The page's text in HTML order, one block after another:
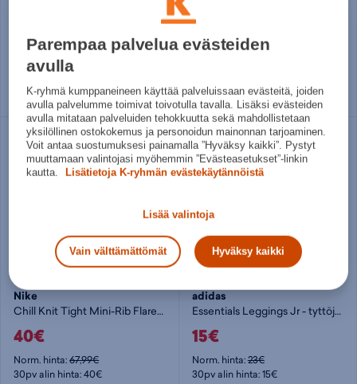
Norm. hinta:40€
30pv alin hinta: 15€
160 - 170
40€
Norm. hinta: 67,99€
Nike
Chill Knit Tight Mini-Rib Flared Leggings W - naisten pitkät trikoot
40€
Norm. hinta:67,99€
30pv alin hinta: 40€
adidas
Essentials Leggings Jr - tyttöjen pitkät trikoot
15€
Norm. hinta:23€
30pv alin hinta: 15€
Parempaa palvelua evästeiden
avulla
K-ryhmä kumppaneineen käyttää palveluissaan evästeitä, joiden
avulla palvelumme toimivat toivotulla tavalla. Lisäksi evästeiden
avulla mitataan palveluiden tehokkuutta sekä mahdollistetaan
yksilöllinen ostokokemus ja personoidun mainonnan tarjoaminen.
Voit antaa suostumuksesi painamalla ”Hyväksy kaikki”. Pystyt
muuttamaan valintojasi myöhemmin ”Evästeasetukset”-linkin
kautta.
Lisätietoja K-ryhmän evästekäytännöistä
Lisää valintoja
Vain välttämättömät Hyväksy kaikki